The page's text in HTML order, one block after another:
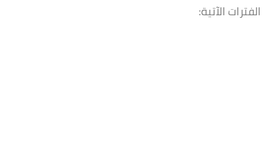
الفترات الآتية: